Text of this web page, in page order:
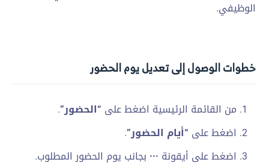
الوظيفي.
خطوات الوصول إلى تعديل يوم الحضور
من القائمة الرئيسية اضغط على “الحضور”.
اضغطعلى “أيام الحضور”.
اضغط على أيقونة ··· بجانب يوم الحضور المطلوب.